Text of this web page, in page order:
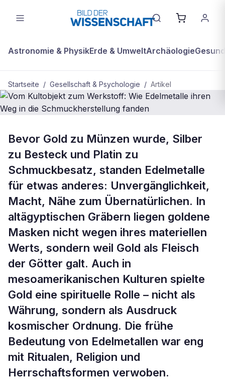
Astronomie & PhysikErde & UmweltArchäologie
Startseite / Gesellschaft & Psychologie / Artikel
Vom Kultobjekt zum Werkstoff: Wie
Edelmetalle ihren Weg in die
Schmuckherstellung fanden
Bevor Gold zu Münzen wurde, Silber
zu Besteck und Platin zu
Schmuckbesatz, standen Edelmetalle
für etwas anderes: Unvergänglichkeit,
Macht, Nähe zum Übernatürlichen. In
altägyptischen Gräbern liegen goldene
Masken nicht wegen ihres materiellen
Werts, sondern weil Gold als Fleisch
der Götter galt. Auch in
mesoamerikanischen Kulturen spielte
Gold eine spirituelle Rolle – nicht als
Währung, sondern als Ausdruck
kosmischer Ordnung. Die frühe
Bedeutung von Edelmetallen war eng
mit Ritualen, Religion und
Herrschaftsformen verwoben.